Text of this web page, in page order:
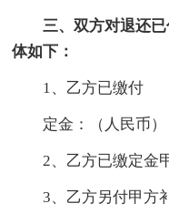
三、双方对退还
体如下：
1、乙方已缴付
定金：（人民币）
2、乙方已缴定金
3、乙方另付甲方